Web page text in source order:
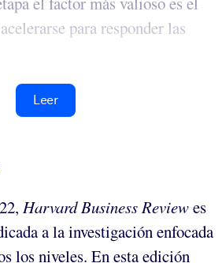
para responder las
Leer
Harvard Business Reviewes
a la investigación enfocada
los niveles. En esta edición